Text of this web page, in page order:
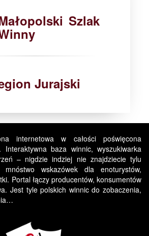
Szlak
Jurajski
internetowa w całości poświęcona
Interaktywna baza winnic, wyszukiwarka
– nigdzie indziej nie znajdziecie tylu
wskazówek dla enoturystów,
Portal łączy producentów, konsumentów
Jest tyle polskich winnic do zobaczenia,